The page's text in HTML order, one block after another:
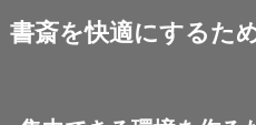
書斎を快適にするた